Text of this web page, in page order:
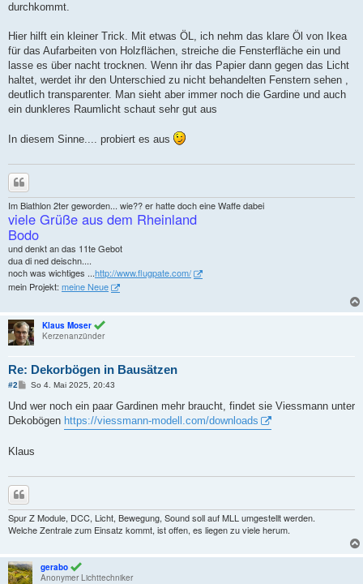
durchkommt.
Hier hilft ein kleiner Trick. Mit etwas ÖL, ich nehm das klare Öl von Ikea
für das Aufarbeiten von Holzflächen, streiche die Fensterfläche ein und
lasse es über nacht trocknen. Wenn ihr das Papier dann gegen das Licht
haltet, werdet ihr den Unterschied zu nicht behandelten Fenstern sehen ,
deutlich transparenter. Man sieht aber immer noch die Gardine und auch
ein dunkleres Raumlicht schaut sehr gut aus
In diesem Sinne.... probiert es aus
Im Biathlon 2ter geworden... wie?? er hatte doch eine Waffe dabei
viele Grüße aus dem Rheinland
Bodo
und denkt an das 11te Gebot
dua di ned deischn....
noch was wichtiges ...http://www.flugpate.com/
mein Projekt: meine Neue
Klaus Moser
Kerzenanzünder
Re: Dekorbögen in Bausätzen
#2
B
r
So 4. Mai 2025, 20:43
Und wer noch ein paar Gardinen mehr braucht, findet sie Viessmann unter
Dekobögen https://viessmann-modell.com/downloads
Klaus
Spur Z Module, DCC, Licht, Bewegung, Sound soll auf MLL umgestellt werden.
Welche Zentrale zum Einsatz kommt, ist offen, es liegen zu viele herum.
gerabo
Anonymer Lichttechniker